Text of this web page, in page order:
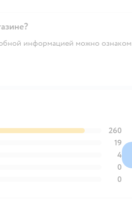
информацией можно
260
19
4
0
0